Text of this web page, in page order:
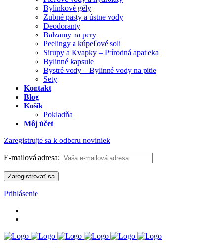
Bylinkové gély
Zubné pasty a ústne vody
Deodoranty
Balzamy na pery
Peelingy a kúpeľové soli
Sirupy a Kvapky – Prírodná apatieka
Bylinné kapsule
Bystré vody – Bylinné vody na pitie
Sety
Kontakt
Blog
Košík
Pokladňa
Môj účet
Zaregistrujte sa k odberu noviniek
E-mailová adresa:
Prihlásenie